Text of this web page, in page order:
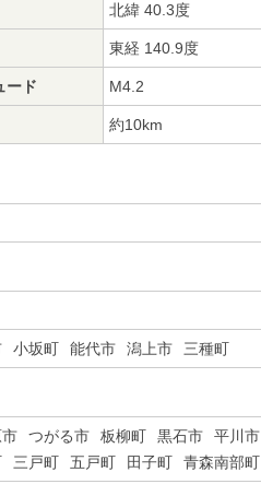
北緯 40.3度
東経 140.9度
ード M4.2
約10km
小坂町 能代市 潟上市 三種町
つがる市 板柳町 黒石市 平川市
三戸町 五戸町 田子町 青森南部町